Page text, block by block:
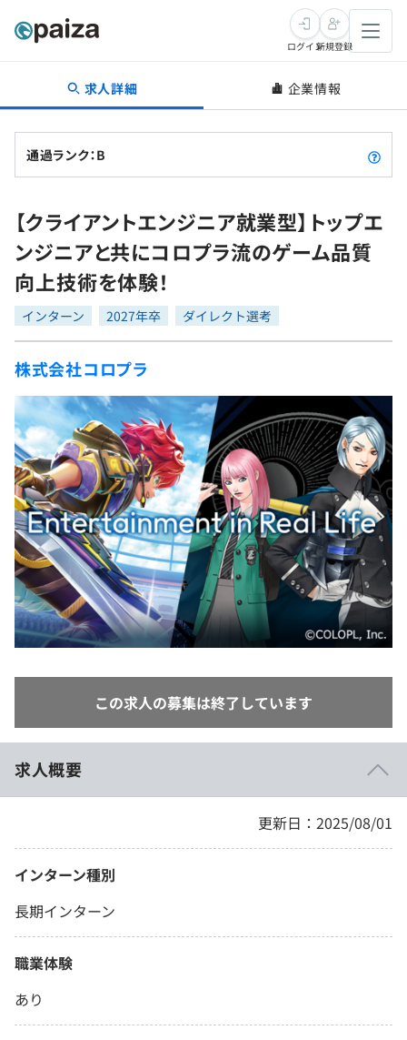
転職・キャリア
転職成功ガイド
転職エージェント
インタビュー
転職成功ガイド
新卒就活
求人検索
本選考
インターン
新卒エージェント
イベント・セミナー
インタビュー
就活成功ガイド
学習
問題集
4択課題
ナレッジ
リファレンス
プラン
個人向けプラン
法人向けプラン
学校向けプラン
プログラミング言語
評価結果一覧
再チャレンジ結果一覧
ゲーム・マンガ
Tech Team Journal
paiza times
note
paizaとは？
ログイン新規登録
求人詳細 企業情報
通過ランク：B
【クライアントエンジニア就業型】トップエ
ンジニアと共にコロプラ流のゲーム品質
向上技術を体験！
インターン 2027年卒 ダイレクト選考
株式会社コロプラ
この求人の募集は終了しています
求人概要
更新日：2025/08/01
インターン種別
長期インターン
職業体験
あり